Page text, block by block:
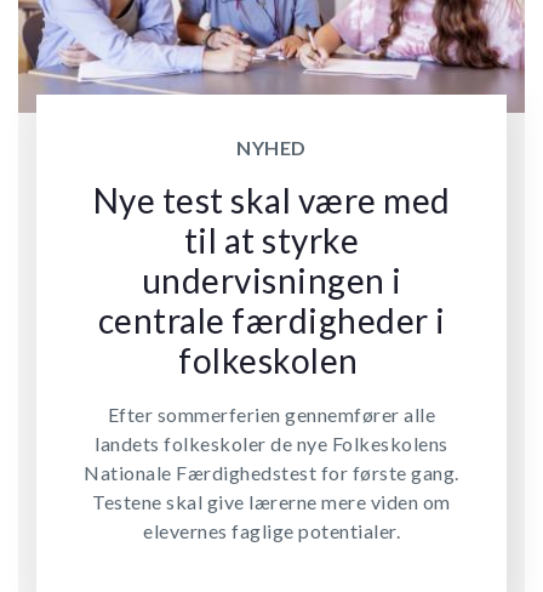
NYHED
Nye test skal være med
til at styrke
undervisningen i
centrale færdigheder i
folkeskolen
Efter sommerferien gennemfører alle
landets folkeskoler de nye Folkeskolens
Nationale Færdighedstest for første gang.
Testene skal give lærerne mere viden om
elevernes faglige potentialer.